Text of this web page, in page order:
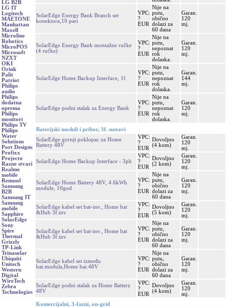
LG B2B
LG IT
Logitech
MAETONE
Manhattan
Maxell
Microline
Robotics
MicroPOS
Microsoft
NZXT
OKI
Orink
Palit
Patriot
Philips
audio
Philips
dodatna
oprema
Philips
monitori
Philips TV
Philips
Water
Solutions
Port Designs
Profixx
Projecto
Razne stvari
Realme
mobile
Renusol
Samsung
B2B
Samsung IT
Samsung
mobile
Sapphire
SolarEdge
Sony
Spire
Thermal
Grizzly
TP-Link
Trinasolar
Ubiquiti
Unitech
Western
Digital
WireTech
Zebra
Technologies
SolarEdge Energy Bank Branch set
konektora,10 pari
VPC:
?
EUR
Nije na
putu,
obično
dolazi za
60 dana
Garan.
120
mj.
SolarEdge Energy Bank montažne ručke
(4 ručke)
VPC:
?
EUR
Nije na
putu,
nepoznat
rok
dolaska.
Garan.
120
mj.
SolarEdge Home Backup Interface, 1f
VPC:
?
EUR
Nije na
putu,
nepoznat
rok
dolaska.
Garan.
144
mj.
SolarEdge podni stalak za Energy Bank
VPC:
?
EUR
Nije na
putu,
nepoznat
rok
dolaska.
Garan.
120
mj.
Baterijski moduli i pribor, 3f. sustavi
SolarEdge gornji poklopac za Home
Battery 48V
VPC:
?
EUR
Dovoljno
(4 kom)
Garan.
120
mj.
SolarEdge Home Backup Interface - 3ph
VPC:
?
EUR
Dovoljno
(2 kom)
Garan.
120
mj.
SolarEdge Home Battery 48V, 4.6kWh
module, 10god
VPC:
?
EUR
Nije na
putu,
obično
dolazi za
60 dana
Garan.
120
mj.
SolarEdge kabel set bat-inv., Home bat
&Hub 3f.inv
VPC:
?
EUR
Dovoljno
(5 kom)
Garan.
120
mj.
SolarEdge kabel set bat-inv., Home bat
&Hub 3f.inv
VPC:
?
EUR
Nije na
putu,
obično
dolazi za
60 dana
Garan.
120
mj.
SolarEdge kabel set između
bat.modula,Home bat.48V
VPC:
?
EUR
Nije na
putu,
obično
dolazi za
60 dana
Garan.
120
mj.
SolarEdge podni stalak za Home Battery
48V
VPC:
?
EUR
Dovoljno
(4 kom)
Garan.
120
mj.
Komercijalni, 3-fazni, on-grid